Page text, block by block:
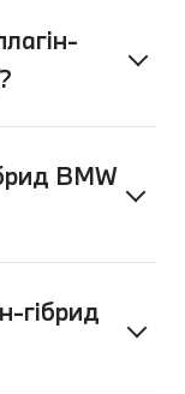
BMW
гібрид